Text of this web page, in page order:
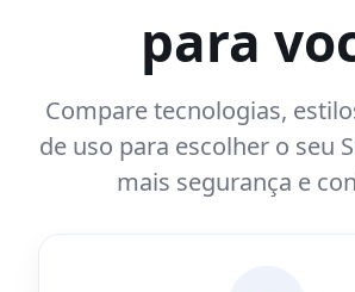
para
Compare tecnologias,
de uso para escolher o seu
mais segurança e